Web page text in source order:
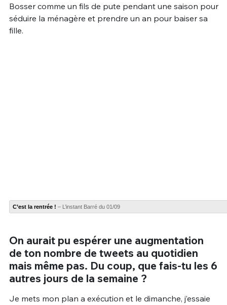
Bosser comme un fils de pute pendant une saison pour
séduire la ménagère et prendre un an pour baiser sa
fille.
C’est la rentrée ! – L’instant Barré du 01/09
On aurait pu espérer une augmentation
de ton nombre de tweets au quotidien
mais même pas. Du coup, que fais-tu les 6
autres jours de la semaine ?
Je mets mon plan a exécution et le dimanche, j’essaie